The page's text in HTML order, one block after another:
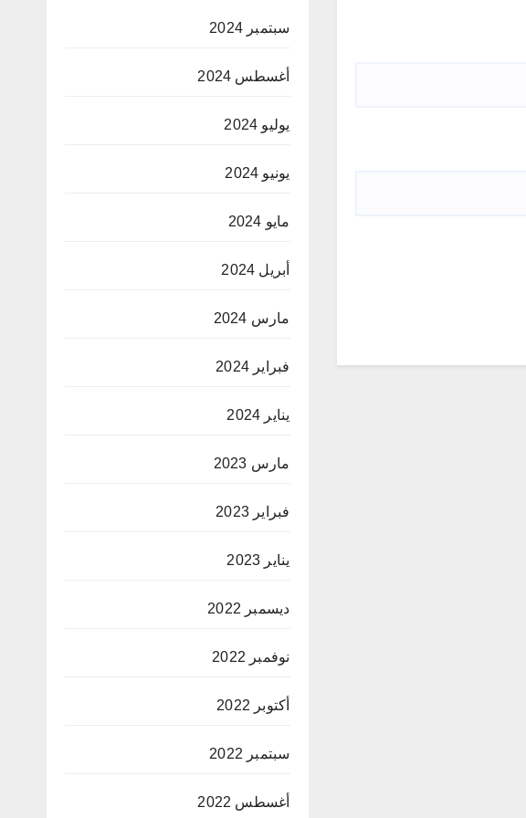
سبتمبر 2024
أغسطس 2024
يوليو 2024
يونيو 2024
مايو 2024
أبريل 2024
مارس 2024
فبراير 2024
يناير 2024
مارس 2023
فبراير 2023
يناير 2023
ديسمبر 2022
نوفمبر 2022
أكتوبر 2022
سبتمبر 2022
أغسطس 2022